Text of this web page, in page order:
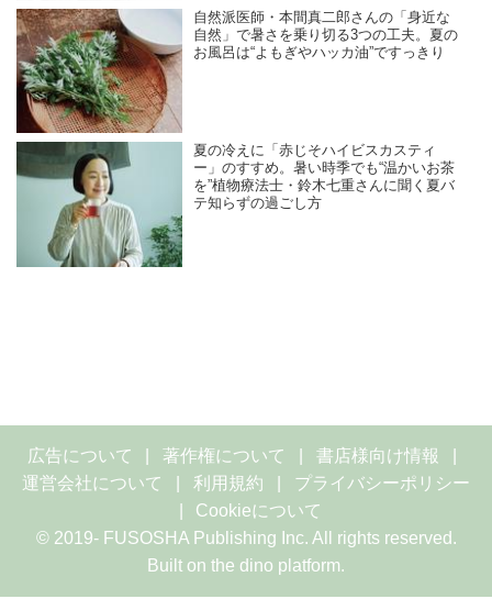
自然派医師・本間真二郎さんの「身近な
自然」で暑さを乗り切る3つの工夫。夏の
お風呂は“よもぎやハッカ油”ですっきり
夏の冷えに「赤じそハイビスカスティ
ー」のすすめ。暑い時季でも“温かいお茶
を”植物療法士・鈴木七重さんに聞く夏バ
テ知らずの過ごし方
広告について 著作権について
書店様向け情報
運営会社について
利用規約
プライバシーポリシー
Cookieについて
© 2019- FUSOSHA Publishing Inc. All rights reserved.
Built on the dino platform.